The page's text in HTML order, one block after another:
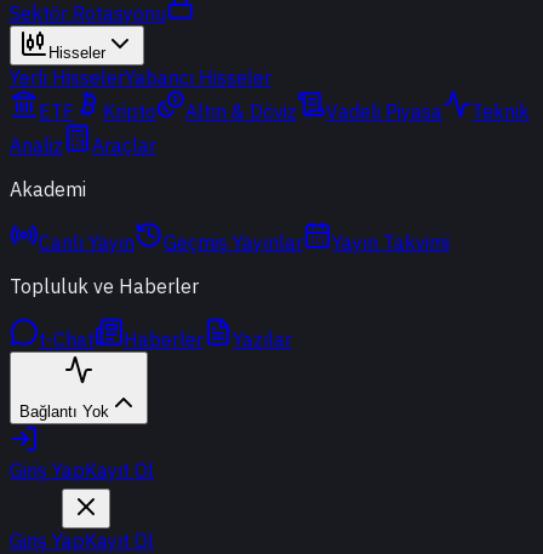
Sektör Rotasyonu
Hisseler
Yerli HisselerYabancı Hisseler
ETF
Kripto Altın & Döviz Vadeli Piyasa
Teknik
Analiz
Araçlar
Akademi
Canlı Yayın Geçmiş Yayınlar
Yayın Takvimi
Topluluk ve Haberler
t-Chat Haberler Yazılar
Bağlantı Yok
Giriş YapKayıt Ol
Giriş YapKayıt Ol